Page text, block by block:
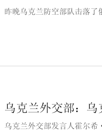
昨晚乌克兰防空部队击落
乌克兰外交部：
乌克兰外交部发言人霍尔